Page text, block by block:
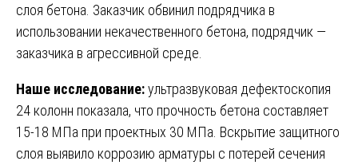
слоя бетона. Заказчик обвинил подрядчика в
использовании некачественного бетона, подрядчик —
заказчика в агрессивной среде.
Наше исследование:ультразвуковая дефектоскопия
24 колонн показала, что прочность бетона составляет
15-18 МПа при проектных 30 МПа. Вскрытие защитного
слоя выявило коррозию арматуры с потерей сечения